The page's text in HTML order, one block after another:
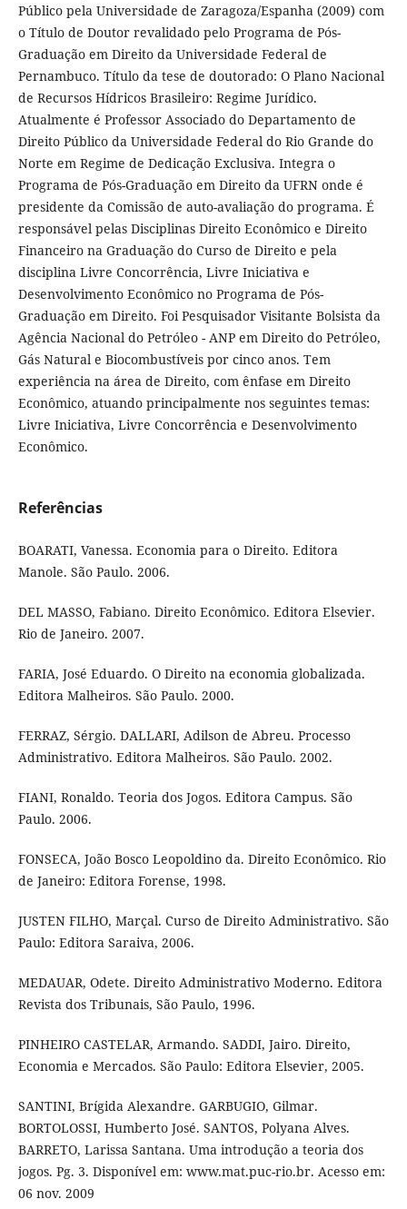
Público pela Universidade de Zaragoza/Espanha (2009) com
o Título de Doutor revalidado pelo Programa de Pós-
Graduação em Direito da Universidade Federal de
Pernambuco. Título da tese de doutorado: O Plano Nacional
de Recursos Hídricos Brasileiro: Regime Jurídico.
Atualmente é Professor Associado do Departamento de
Direito Público da Universidade Federal do Rio Grande do
Norte em Regime de Dedicação Exclusiva. Integra o
Programa de Pós-Graduação em Direito da UFRN onde é
presidente da Comissão de auto-avaliação do programa. É
responsável pelas Disciplinas Direito Econômico e Direito
Financeiro na Graduação do Curso de Direito e pela
disciplina Livre Concorrência, Livre Iniciativa e
Desenvolvimento Econômico no Programa de Pós-
Graduação em Direito. Foi Pesquisador Visitante Bolsista da
Agência Nacional do Petróleo - ANP em Direito do Petróleo,
Gás Natural e Biocombustíveis por cinco anos. Tem
experiência na área de Direito, com ênfase em Direito
Econômico, atuando principalmente nos seguintes temas:
Livre Iniciativa, Livre Concorrência e Desenvolvimento
Econômico.
Referências
BOARATI, Vanessa. Economia para o Direito. Editora
Manole. São Paulo. 2006.
DEL MASSO, Fabiano. Direito Econômico. Editora Elsevier.
Rio de Janeiro. 2007.
FARIA, José Eduardo. O Direito na economia globalizada.
Editora Malheiros. São Paulo. 2000.
FERRAZ, Sérgio. DALLARI, Adilson de Abreu. Processo
Administrativo. Editora Malheiros. São Paulo. 2002.
FIANI, Ronaldo. Teoria dos Jogos. Editora Campus. São
Paulo. 2006.
FONSECA, João Bosco Leopoldino da. Direito Econômico. Rio
de Janeiro: Editora Forense, 1998.
JUSTEN FILHO, Marçal. Curso de Direito Administrativo. São
Paulo: Editora Saraiva, 2006.
MEDAUAR, Odete. Direito Administrativo Moderno. Editora
Revista dos Tribunais, São Paulo, 1996.
PINHEIRO CASTELAR, Armando. SADDI, Jairo. Direito,
Economia e Mercados. São Paulo: Editora Elsevier, 2005.
SANTINI, Brígida Alexandre. GARBUGIO, Gilmar.
BORTOLOSSI, Humberto José. SANTOS, Polyana Alves.
BARRETO, Larissa Santana. Uma introdução a teoria dos
jogos. Pg. 3. Disponível em: www.mat.puc-rio.br. Acesso em:
06 nov. 2009